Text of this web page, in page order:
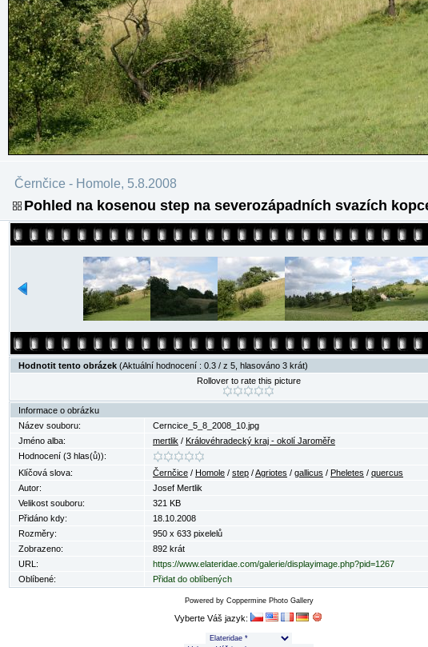
Černčice - Homole, 5.8.2008
Pohled na kosenou step na severozápadních svazích
Hodnotit tento obrázek (Aktuální hodnocení : 0.3 / z 5, hlasováno 3 krát)
Rollover to rate this picture
Informace o obrázku
Název souboru:
Cerncice_5_8_2008_10.jpg
Jméno alba:
mertlik / Královéhradecký kraj - okolí Jaroměře
Hodnocení (3 hlas(ů)):
Klíčová slova:
Černčice / Homole / step /Agriotes / gallicus / Pheletes / quercus
Autor:
Josef Mertlik
Velikost souboru:
321 KB
Přidáno kdy:
18.10.2008
Rozměry:
950 x 633 pixelelů
Zobrazeno:
892 krát
URL:
https://www.elateridae.com/galerie/displayimage.php?pid=1267
Oblíbené:
Přidat do oblíbených
Powered by Coppermine Photo Gallery
Vyberte Váš jazyk: